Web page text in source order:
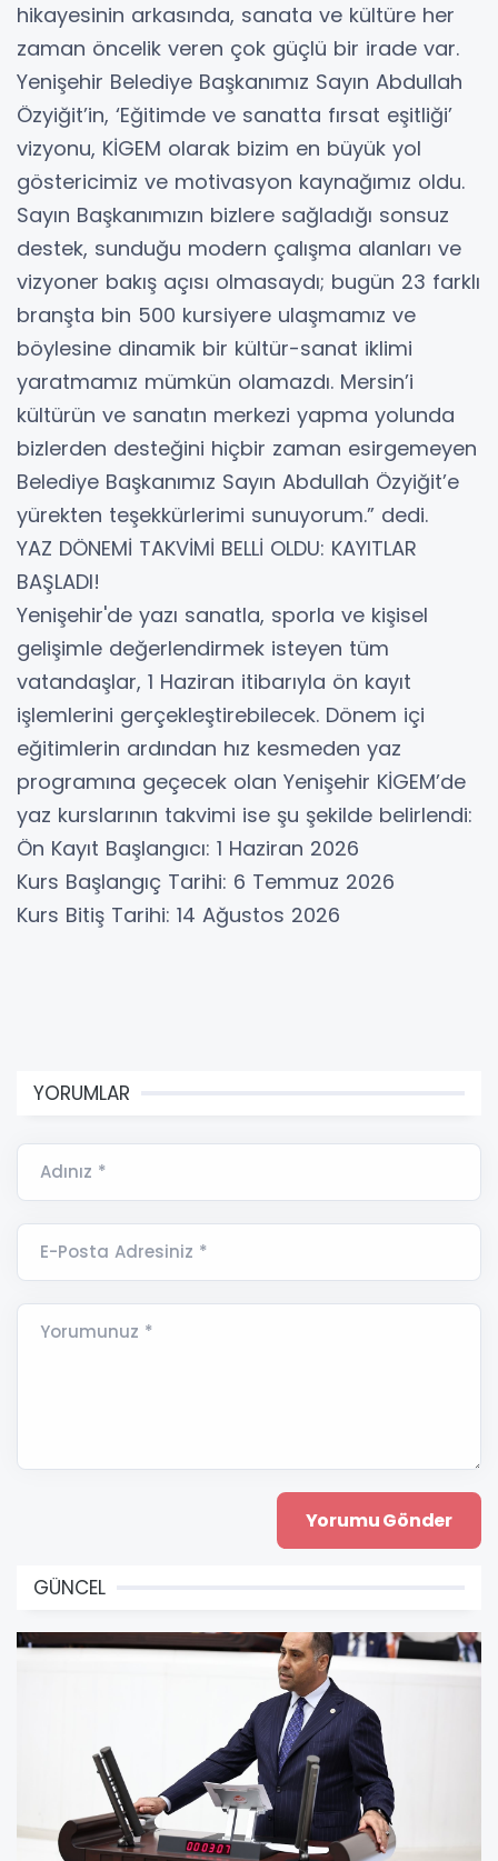
hikayesinin arkasında, sanata ve kültüre her
zaman öncelik veren çok güçlü bir irade var.
Yenişehir Belediye Başkanımız Sayın Abdullah
Özyiğit’in, ‘Eğitimde ve sanatta fırsat eşitliği’
vizyonu, KİGEM olarak bizim en büyük yol
göstericimiz ve motivasyon kaynağımız oldu.
Sayın Başkanımızın bizlere sağladığı sonsuz
destek, sunduğu modern çalışma alanları ve
vizyoner bakış açısı olmasaydı; bugün 23 farklı
branşta bin 500 kursiyere ulaşmamız ve
böylesine dinamik bir kültür-sanat iklimi
yaratmamız mümkün olamazdı. Mersin’i
kültürün ve sanatın merkezi yapma yolunda
bizlerden desteğini hiçbir zaman esirgemeyen
Belediye Başkanımız Sayın Abdullah Özyiğit’e
yürekten teşekkürlerimi sunuyorum.” dedi.
YAZ DÖNEMİ TAKVİMİ BELLİ OLDU: KAYITLAR
BAŞLADI!
Yenişehir'de yazı sanatla, sporla ve kişisel
gelişimle değerlendirmek isteyen tüm
vatandaşlar, 1 Haziran itibarıyla ön kayıt
işlemlerini gerçekleştirebilecek. Dönem içi
eğitimlerin ardından hız kesmeden yaz
programına geçecek olan Yenişehir KİGEM’de
yaz kurslarının takvimi ise şu şekilde belirlendi:
Ön Kayıt Başlangıcı: 1 Haziran 2026
Kurs Başlangıç Tarihi: 6 Temmuz 2026
Kurs Bitiş Tarihi: 14 Ağustos 2026
YORUMLAR
Adınız *
E-Posta Adresiniz *
Yorumunuz *
GÜNCEL